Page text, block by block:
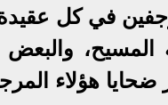
في كل عقيدة
والبعض
هؤلاء